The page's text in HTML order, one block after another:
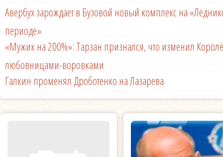
Авербух зарождает в Бузовой новый комплекс на
периоде»
«Мужик на 200%»: Тарзан признался, что изменил
любовницами-воровками
Галкин променял Дроботенко на Лазарева